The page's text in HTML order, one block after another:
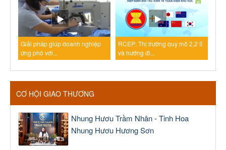
Giải pháp giúp doanh nghiệp
ứng phó với...
RCEP: Thị trường quy mô 2,2 tỉ
và hướng đi...
CƠ HỘI GIAO THƯƠNG
Nhung Hươu Trầm Nhân - Tinh Hoa
Nhung Hươu Hương Sơn